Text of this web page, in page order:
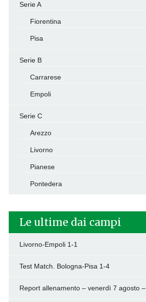
Serie A
Fiorentina
Pisa
Serie B
Carrarese
Empoli
Serie C
Arezzo
Livorno
Pianese
Pontedera
Le ultime dai campi
Livorno-Empoli 1-1
Test Match. Bologna-Pisa 1-4
Report allenamento – venerdì 7 agosto –